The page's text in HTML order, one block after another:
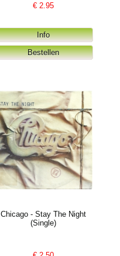
€ 2.95
Chicago - Stay The Night
(Single)